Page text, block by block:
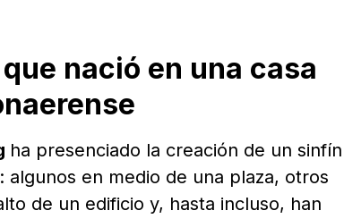
nació en una casa
ha presenciado la creación de un sinfín
algunos en medio de una plaza, otros
de un edificio y, hasta incluso, han